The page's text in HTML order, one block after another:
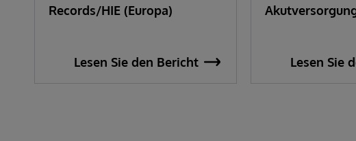
Records/HIE (Europa)
Lesen Sie den Bericht Lesen Sie